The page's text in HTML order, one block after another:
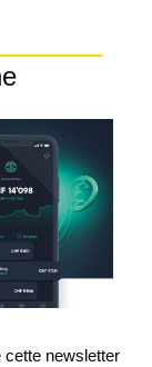
cette newsletter